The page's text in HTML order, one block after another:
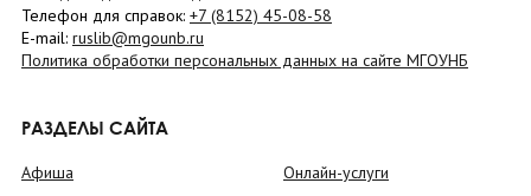
Телефон для справок: +7 (8152) 45-08-58
E-mail: ruslib@mgounb.ru
Политика обработки персональных данных на сайте МГОУНБ
РАЗДЕЛЫ САЙТА
Афиша
Онлайн-услуги